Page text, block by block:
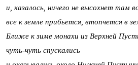
и, казалось, ничего не высохнет там
все к земле прибьется, втопчется в
Ближе к зиме монахи из Верхней
чуть-чуть спускались